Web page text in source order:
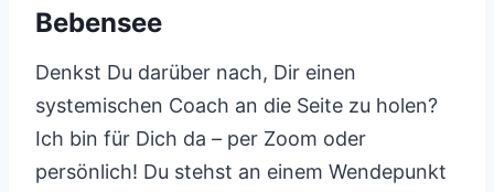
Bebensee
Denkst Du darüber nach, Dir einen
systemischen Coach an die Seite zu holen?
Ich bin für Dich da – per Zoom oder
persönlich! Du stehst an einem Wendepunkt